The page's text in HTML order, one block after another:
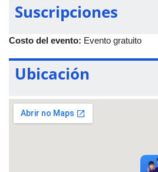
Suscripciones
Costo del evento: Evento gratuito
Ubicación